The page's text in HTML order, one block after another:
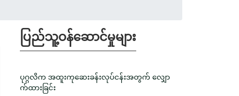
ပြည်သူ့ဝန်ဆောင်မှုများ
ပုဂ္ဂလိက အထူးကုဆေးခန်းလုပ်ငန်းအတွက် လျှော
က်ထားခြင်း